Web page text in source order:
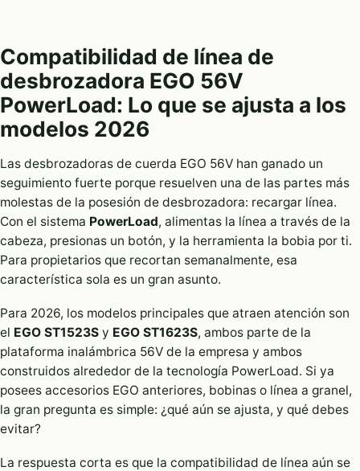
Compatibilidad de línea de
desbrozadora EGO 56V
PowerLoad: Lo que se ajusta a los
modelos 2026
Las desbrozadoras de cuerda EGO 56V han ganado un
seguimiento fuerte porque resuelven una de las partes más
molestas de la posesión de desbrozadora: recargar línea.
Con el sistema PowerLoad, alimentas la línea a través de la
cabeza, presionas un botón, y la herramienta la bobia por ti.
Para propietarios que recortan semanalmente, esa
característica sola es un gran asunto.
Para 2026, los modelos principales que atraen atención son
el EGO ST1523S y EGO ST1623S, ambos parte de la
plataforma inalámbrica 56V de la empresa y ambos
construidos alrededor de la tecnología PowerLoad. Si ya
posees accesorios EGO anteriores, bobinas o línea a granel,
la gran pregunta es simple: ¿qué aún se ajusta, y qué debes
evitar?
La respuesta corta es que la compatibilidad de línea aún se